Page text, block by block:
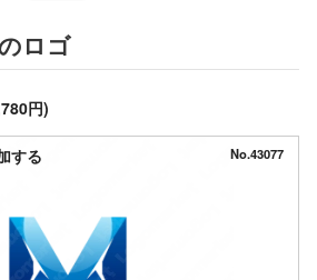
ロゴ
円)
する No.43077